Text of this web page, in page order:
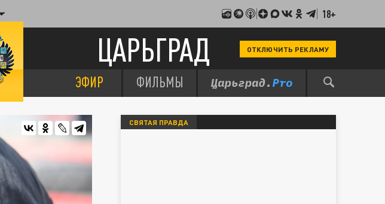
18+
ЦАРЬГРАД ОТКЛЮЧИТЬ РЕКЛАМУ
ЭФИР ФИЛЬМЫ
СВЯТАЯ ПРАВДА